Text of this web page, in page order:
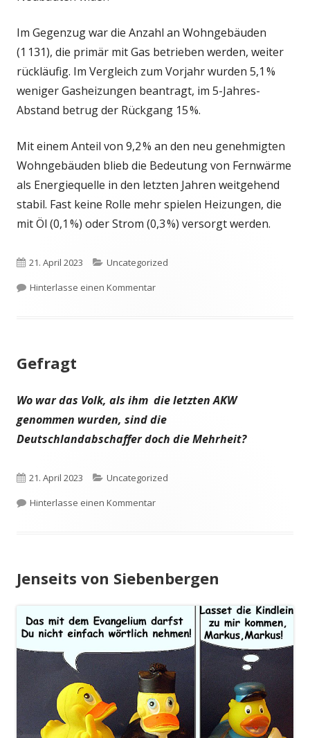
Im Gegenzug war die Anzahl an Wohngebäuden
(1 131), die primär mit Gas betrieben werden, weiter
rückläufig. Im Vergleich zum Vorjahr wurden 5,1 %
weniger Gasheizungen beantragt, im 5-Jahres-
Abstand betrug der Rückgang 15 %.
Mit einem Anteil von 9,2 % an den neu genehmigten
Wohngebäuden blieb die Bedeutung von Fernwärme
als Energiequelle in den letzten Jahren weitgehend
stabil. Fast keine Rolle mehr spielen Heizungen, die
mit Öl (0,1 %) oder Strom (0,3 %) versorgt werden.
Veröffentlicht
am
21. April 2023 Kategorien
Uncategorized
Hinterlasse einen Kommentarzu Baugenehmigungen 2022
Gefragt
Wo war das Volk, als ihm die letzten AKW
genommen wurden, sind die
Deutschlandabschaffer doch die Mehrheit?
Veröffentlicht
am
21. April 2023 Kategorien
Uncategorized
Hinterlasse einen Kommentarzu Gefragt
Jenseits von Siebenbergen